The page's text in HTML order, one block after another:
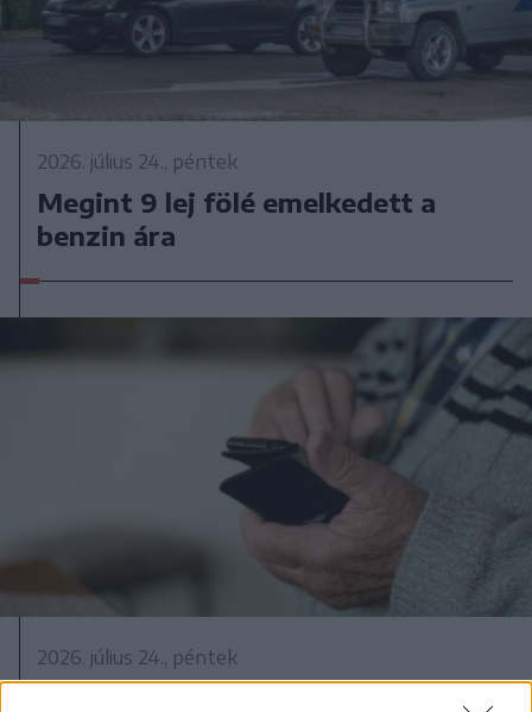
2026. július 24., péntek
Megint 9 lej fölé emelkedett a
benzin ára
2026. július 24., péntek